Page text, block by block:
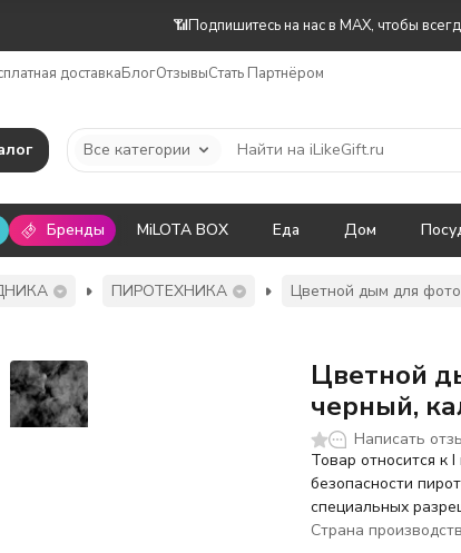
📶Подпишитесь на нас в MAX, чтобы
доставкаБлогОтзывыСтать Партнёром
Все категории
Бренды MiLOTA BOX Еда Дом
ПИРОТЕХНИКА Цветной дым для
Цветной
черный,
Написать
Товар относится к
безопасности
специальных
Страна